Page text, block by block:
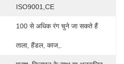
ISO9001,CE
100 से अधिक रंग चुने जा सकते हैं
ताला, हैंडल, काज,.